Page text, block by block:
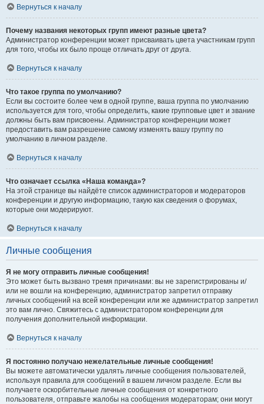
Вернуться к началу
Почему названия некоторых групп имеют разные цвета?
Администратор конференции может присваивать цвета участникам групп
для того, чтобы их было проще отличать друг от друга.
Вернуться к началу
Что такое группа по умолчанию?
Если вы состоите более чем в одной группе, ваша группа по умолчанию
используется для того, чтобы определить, какие групповые цвет и звание
должны быть вам присвоены. Администратор конференции может
предоставить вам разрешение самому изменять вашу группу по
умолчанию в личном разделе.
Вернуться к началу
Что означает ссылка «Наша команда»?
На этой странице вы найдёте список администраторов и модераторов
конференции и другую информацию, такую как сведения о форумах,
которые они модерируют.
Вернуться к началу
Личные сообщения
Я не могу отправить личные сообщения!
Это может быть вызвано тремя причинами: вы не зарегистрированы и/
или не вошли на конференцию, администратор запретил отправку
личных сообщений на всей конференции или же администратор запретил
это вам лично. Свяжитесь с администратором конференции для
получения дополнительной информации.
Вернуться к началу
Я постоянно получаю нежелательные личные сообщения!
Вы можете автоматически удалять личные сообщения пользователей,
используя правила для сообщений в вашем личном разделе. Если вы
получаете оскорбительные личные сообщения от конкретного
пользователя, отправьте жалобы на сообщения модераторам; они могут